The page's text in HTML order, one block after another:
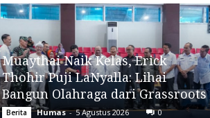
Muaythai Naik Kelas, Erick
Thohir Puji LaNyalla: Lihai
Bangun Olahraga dari Grassroots
Berita Humas - 5 Agustus 2026 0